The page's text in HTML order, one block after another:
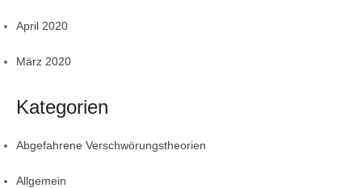
April 2020
März 2020
Kategorien
Abgefahrene Verschwörungstheorien
Allgemein